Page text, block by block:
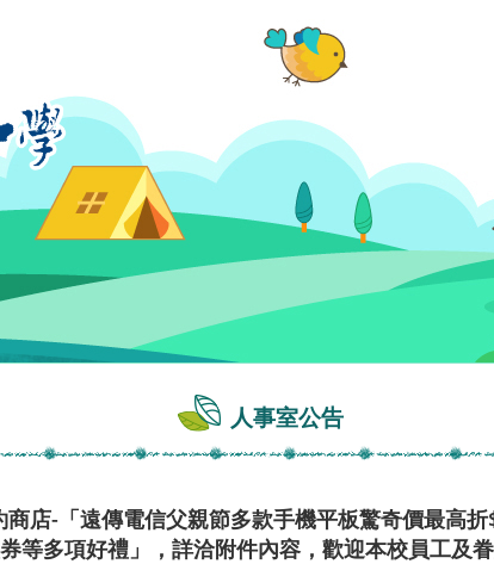
人事室公告
店-「遠傳電信父親節多款手機平板驚奇價最高
等多項好禮」，詳洽附件內容，歡迎本校員工及